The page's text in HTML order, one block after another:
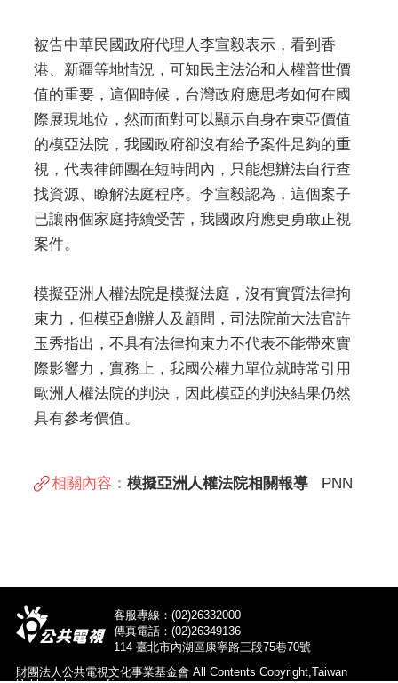
被告中華民國政府代理人李宣毅表示，看到香
港、新疆等地情況，可知民主法治和人權普世價
值的重要，這個時候，台灣政府應思考如何在國
際展現地位，然而面對可以顯示自身在東亞價值
的模亞法院，我國政府卻沒有給予案件足夠的重
視，代表律師團在短時間內，只能想辦法自行查
找資源、瞭解法庭程序。李宣毅認為，這個案子
已讓兩個家庭持續受苦，我國政府應更勇敢正視
案件。
模擬亞洲人權法院是模擬法庭，沒有實質法律拘
束力，但模亞創辦人及顧問，司法院前大法官許
玉秀指出，不具有法律拘束力不代表不能帶來實
際影響力，實務上，我國公權力單位就時常引用
歐洲人權法院的判決，因此模亞的判決結果仍然
具有參考價值。
相關內容： 模擬亞洲人權法院相關報導 PNN
財團法人公共電視文化事業基金會 All Contents Copyright,Taiwan
客服專線：(02)26332000
傳真電話：(02)26349136
114 臺北市內湖區康寧路三段75巷70號